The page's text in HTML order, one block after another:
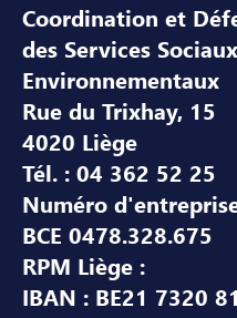
Coordination et
des Services
Environnementaux
Rue du Trixhay, 15
4020 Liège
Tél. : 04 362 52 25
Numéro
BCE 0478.328.675
RPM Liège :
IBAN : BE21 7320